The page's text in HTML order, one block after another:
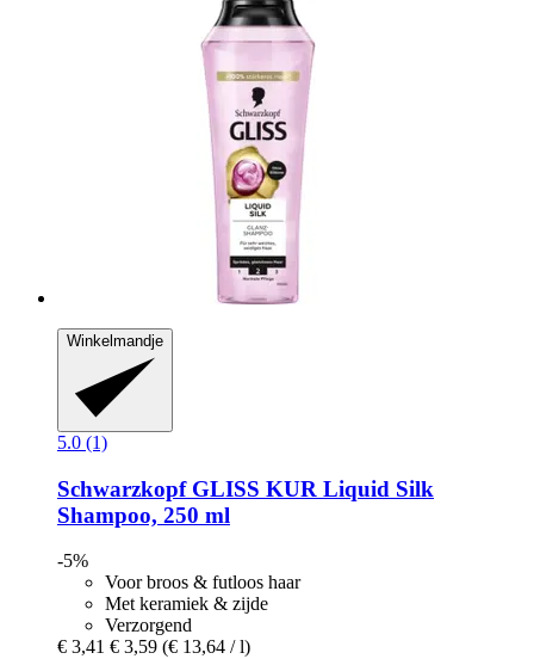
Winkelmandje
5.0 (1)
SchwarzkopfGLISS KUR Liquid Silk
Shampoo, 250 ml
-5%
Voor broos & futloos haar
Met keramiek & zijde
Verzorgend
€ 3,41 € 3,59 (€ 13,64 / l)